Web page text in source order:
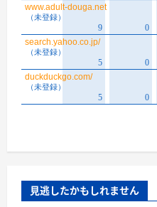
見逃したかもしれません